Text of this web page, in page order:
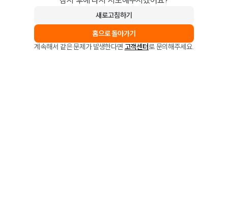
새로고침하기
홈으로 돌아가기
계속해서 같은 문제가 발생한다면 고객센터로 문의해주세요.